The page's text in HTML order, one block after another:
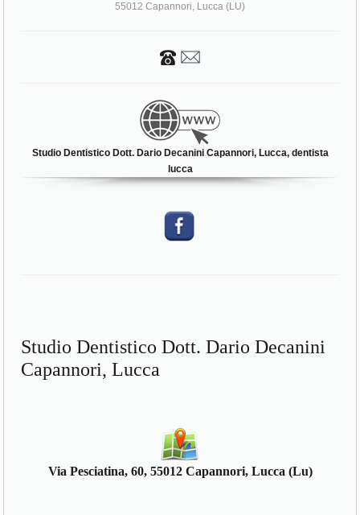
55012 Capannori, Lucca (LU)
Studio Dentistico Dott. Dario Decanini Capannori, Lucca, dentista
lucca
Studio Dentistico Dott. Dario Decanini
Capannori, Lucca
Via Pesciatina, 60, 55012 Capannori, Lucca (Lu)